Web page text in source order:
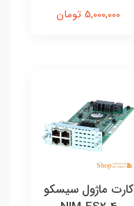
5,000,000 تومان
کارت ماژول سیسکو